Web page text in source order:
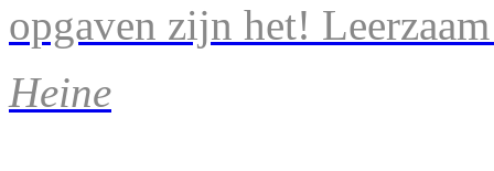
opgaven zijn het!
Heine